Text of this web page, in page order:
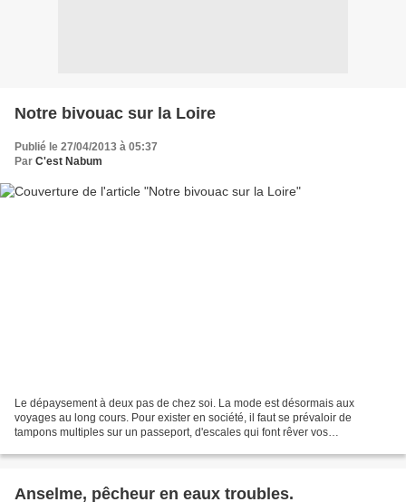
Notre bivouac sur la Loire
Publié le 27/04/2013 à 05:37
Par C'est Nabum
Le dépaysement à deux pas de chez soi. La mode est désormais aux
voyages au long cours. Pour exister en société, il faut se prévaloir de
tampons multiples sur un passeport, d'escales qui font rêver vos
Anselme, pêcheur en eaux troubles.